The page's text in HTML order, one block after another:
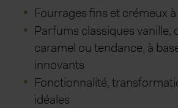
Fourrages fins et crémeux à
Parfums classiques vanille,
caramel ou tendance, à
innovants
Fonctionnalité,
idéales